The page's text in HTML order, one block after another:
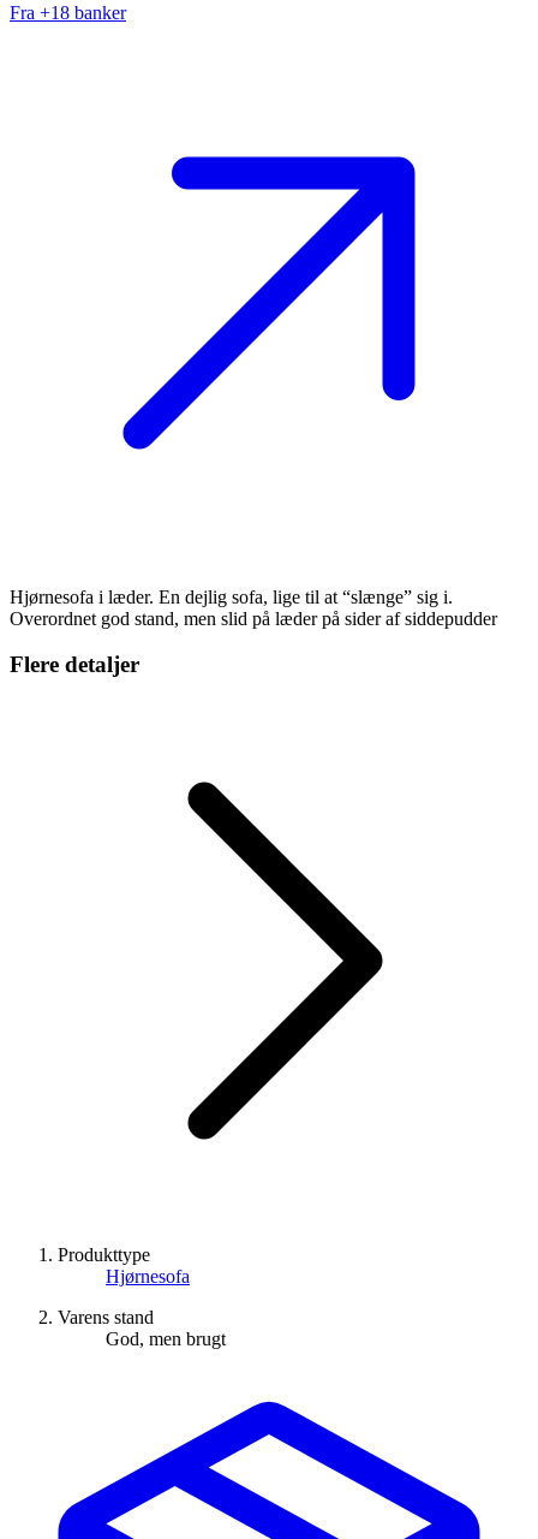
Fra +18 banker
Hjørnesofa i læder. En dejlig sofa, lige til at “slænge” sig i.
Overordnet god stand, men slid på læder på sider af siddepudder
Flere detaljer
Produkttype
Hjørnesofa
Varens stand
God, men brugt